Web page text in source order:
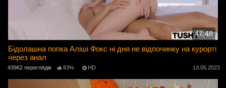
47:48
Бідолашна попка Аліші Фокс ні дня не відпочинку на курорті
через анал
43962 переглядів 83% HD 13.05.2023